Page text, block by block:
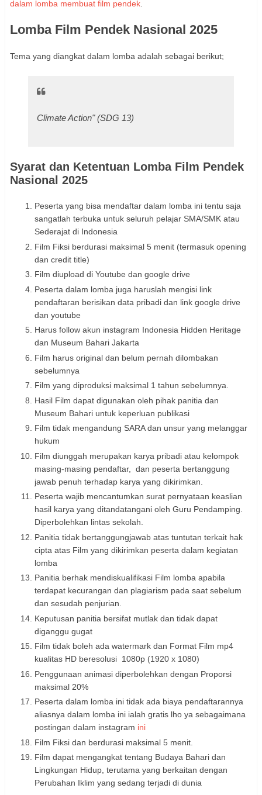
dalam lomba membuat film pendek.
Lomba Film Pendek Nasional 2025
Tema yang diangkat dalam lomba adalah sebagai berikut;
Climate Action" (SDG 13)
Syarat dan Ketentuan Lomba Film Pendek
Nasional 2025
Peserta yang bisa mendaftar dalam lomba ini tentu saja
sangatlah terbuka untuk seluruh pelajar SMA/SMK atau
Sederajat di Indonesia
Film Fiksi berdurasi maksimal 5 menit (termasuk opening
dan credit title)
Film diupload di Youtube dan google drive
Peserta dalam lomba juga haruslah mengisi link
pendaftaran berisikan data pribadi dan link google drive
dan youtube
Harus follow akun instagram Indonesia Hidden Heritage
dan Museum Bahari Jakarta
Film harus original dan belum pernah dilombakan
sebelumnya
Film yang diproduksi maksimal 1 tahun sebelumnya.
Hasil Film dapat digunakan oleh pihak panitia dan
Museum Bahari untuk keperluan publikasi
Film tidak mengandung SARA dan unsur yang melanggar
hukum
Film diunggah merupakan karya pribadi atau kelompok
masing-masing pendaftar, dan peserta bertanggung
jawab penuh terhadap karya yang dikirimkan.
Peserta wajib mencantumkan surat pernyataan keaslian
hasil karya yang ditandatangani oleh Guru Pendamping.
Diperbolehkan lintas sekolah.
Panitia tidak bertanggungjawab atas tuntutan terkait hak
cipta atas Film yang dikirimkan peserta dalam kegiatan
lomba
Panitia berhak mendiskualifikasi Film lomba apabila
terdapat kecurangan dan plagiarism pada saat sebelum
dan sesudah penjurian.
Keputusan panitia bersifat mutlak dan tidak dapat
diganggu gugat
Film tidak boleh ada watermark dan Format Film mp4
kualitas HD beresolusi 1080p (1920 x 1080)
Penggunaan animasi diperbolehkan dengan Proporsi
maksimal 20%
Peserta dalam lomba ini tidak ada biaya pendaftarannya
aliasnya dalam lomba ini ialah gratis lho ya sebagaimana
postingan dalam instagram ini
Film Fiksi dan berdurasi maksimal 5 menit.
Film dapat mengangkat tentang Budaya Bahari dan
Lingkungan Hidup, terutama yang berkaitan dengan
Perubahan Iklim yang sedang terjadi di dunia